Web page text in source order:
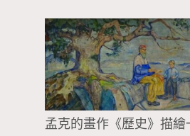
孟克的畫作《歷史》描繪